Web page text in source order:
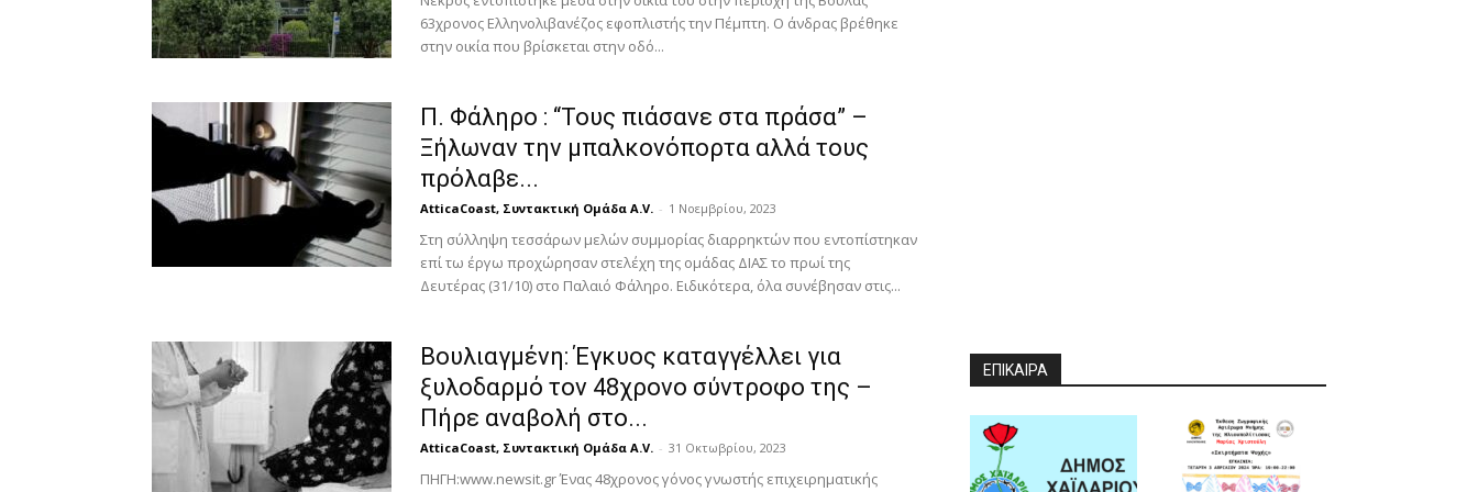
63χρονος Ελληνολιβανέζος εφοπλιστής την Πέμπτη. Ο άνδρας βρέθηκε
στην οικία που βρίσκεται στην οδό...
Π. Φάληρο : “Τους πιάσανε στα πράσα” –
Ξήλωναν την μπαλκονόπορτα αλλά τους
πρόλαβε...
AtticaCoast, Συντακτική Ομάδα A.V. - 1 Νοεμβρίου, 2023
Στη σύλληψη τεσσάρων μελών συμμορίας διαρρηκτών που εντοπίστηκαν
επί τω έργω προχώρησαν στελέχη της ομάδας ΔΙΑΣ το πρωί της
Δευτέρας (31/10) στο Παλαιό Φάληρο. Ειδικότερα, όλα συνέβησαν στις...
Βουλιαγμένη: Έγκυος καταγγέλλει για
ξυλοδαρμό τον 48χρονο σύντροφο της –
Πήρε αναβολή στο...
AtticaCoast, Συντακτική Ομάδα A.V. - 31 Οκτωβρίου, 2023
ΠΗΓΗ:www.newsit.gr Ένας 48χρονος γόνος γνωστής επιχειρηματικής
ΕΠΙΚΑΙΡΑ